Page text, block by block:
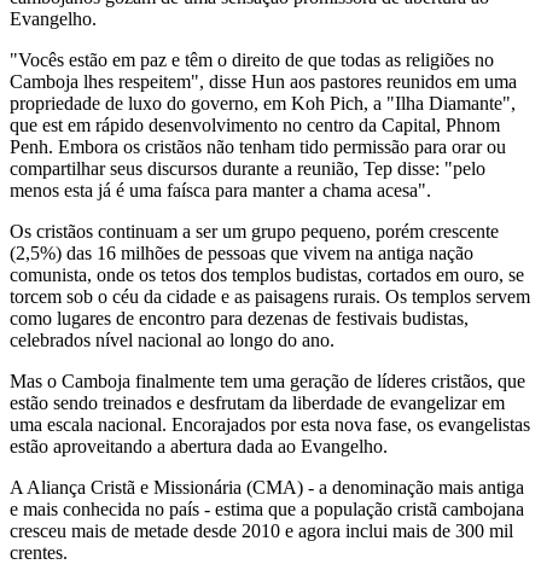
Evangelho.
"Vocês estão em paz e têm o direito de que todas as religiões no
Camboja lhes respeitem", disse Hun aos pastores reunidos em uma
propriedade de luxo do governo, em Koh Pich, a "Ilha Diamante",
que est em rápido desenvolvimento no centro da Capital, Phnom
Penh. Embora os cristãos não tenham tido permissão para orar ou
compartilhar seus discursos durante a reunião, Tep disse: "pelo
menos esta já é uma faísca para manter a chama acesa".
Os cristãos continuam a ser um grupo pequeno, porém crescente
(2,5%) das 16 milhões de pessoas que vivem na antiga nação
comunista, onde os tetos dos templos budistas, cortados em ouro, se
torcem sob o céu da cidade e as paisagens rurais. Os templos servem
como lugares de encontro para dezenas de festivais budistas,
celebrados nível nacional ao longo do ano.
Mas o Camboja finalmente tem uma geração de líderes cristãos, que
estão sendo treinados e desfrutam da liberdade de evangelizar em
uma escala nacional. Encorajados por esta nova fase, os evangelistas
estão aproveitando a abertura dada ao Evangelho.
A Aliança Cristã e Missionária (CMA) - a denominação mais antiga
e mais conhecida no país - estima que a população cristã cambojana
cresceu mais de metade desde 2010 e agora inclui mais de 300 mil
crentes.